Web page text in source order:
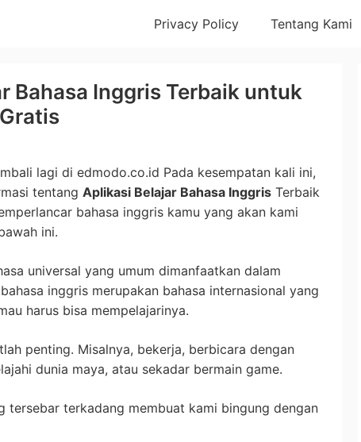
Privacy Policy Tentang Kami
Bahasa Inggris Terbaik untuk
lagi di edmodo.co.id Pada kesempatan kali ini,
tentang Aplikasi Belajar Bahasa Inggris Terbaik
bahasa inggris kamu yang akan kami
ini.
universal yang umum dimanfaatkan dalam
inggris merupakan bahasa internasional yang
harus bisa mempelajarinya.
penting. Misalnya, bekerja, berbicara dengan
dunia maya, atau sekadar bermain game.
tersebar terkadang membuat kami bingung dengan